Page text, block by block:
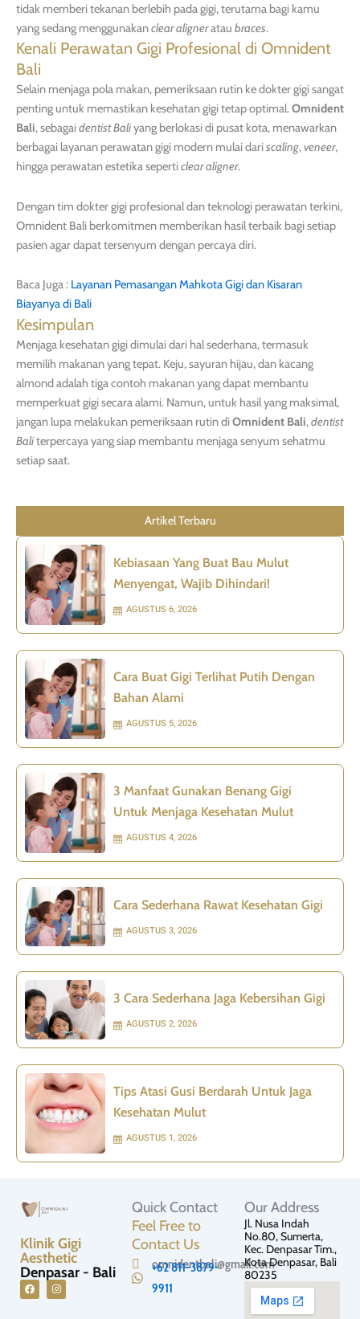
tidak memberi tekanan berlebih pada gigi, terutama bagi kamu
yang sedang menggunakanclear aligneratau braces.
Kenali Perawatan Gigi Profesional di Omnident
Bali
Selain menjaga pola makan, pemeriksaan rutin ke dokter gigi sangat
penting untuk memastikan kesehatan gigi tetap optimal.Omnident
Bali, sebagaidentist Baliyang berlokasi di pusat kota, menawarkan
berbagai layanan perawatan gigi modern mulai dariscaling,veneer,
hingga perawatan estetika seperticlear aligner.
Dengan tim dokter gigi profesional dan teknologi perawatan terkini,
Omnident Bali berkomitmen memberikan hasil terbaik bagi setiap
pasien agar dapat tersenyum dengan percaya diri.
Baca Juga : Layanan Pemasangan Mahkota Gigi dan Kisaran
Biayanya di Bali
Kesimpulan
Menjaga kesehatan gigi dimulai dari hal sederhana, termasuk
memilih makanan yang tepat. Keju, sayuran hijau, dan kacang
almond adalah tiga contoh makanan yang dapat membantu
memperkuat gigi secara alami. Namun, untuk hasil yang maksimal,
jangan lupa melakukan pemeriksaan rutin diOmnident Bali,dentist
Baliterpercaya yang siap membantu menjaga senyum sehatmu
setiap saat.
Artikel Terbaru
Kebiasaan Yang Buat Bau Mulut
Menyengat, Wajib Dihindari!
AGUSTUS 6, 2026
Cara Buat Gigi Terlihat Putih Dengan
Bahan Alami
AGUSTUS 5, 2026
3 Manfaat Gunakan Benang Gigi
Untuk Menjaga Kesehatan Mulut
AGUSTUS 4, 2026
Cara Sederhana Rawat Kesehatan Gigi
AGUSTUS 3, 2026
3 Cara Sederhana Jaga Kebersihan Gigi
AGUSTUS 2, 2026
Tips Atasi Gusi Berdarah Untuk Jaga
Kesehatan Mulut
AGUSTUS 1, 2026
Klinik Gigi
Aesthetic
Denpasar - Bali
Quick Contact
Feel Free to
Contact Us
omnidentbali@gmail.com
+62 811-3879-
9911
Our Address
Jl. Nusa Indah
No.80, Sumerta,
Kec. Denpasar Tim.,
Kota Denpasar, Bali
80235